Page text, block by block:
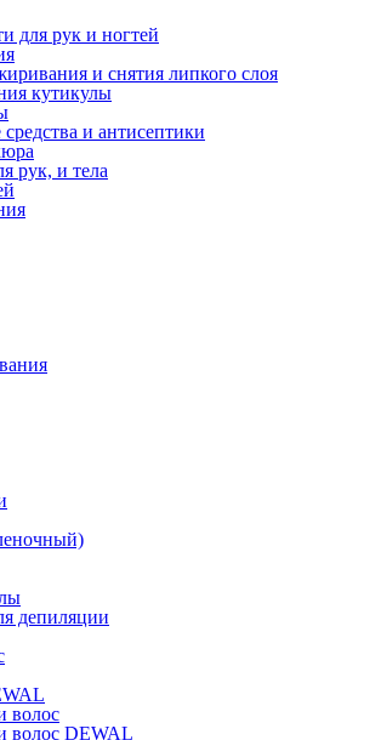
для рук и ногтей
и снятия липкого слоя
кутикулы
и антисептики
рук, и тела
депиляции
волос
волос DEWAL